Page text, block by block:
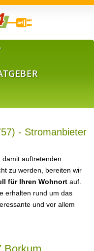
- Stromanbieter
damit auftretenden
zu werden, bereiten wir
für Ihren Wohnort auf.
erhalten rund um das
und vor allem